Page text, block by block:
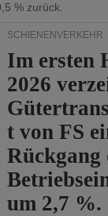
% zurück.
SCHIENENVERKEHR
Im ersten
2026
t von FS
Rückgang
um 2,7 %.